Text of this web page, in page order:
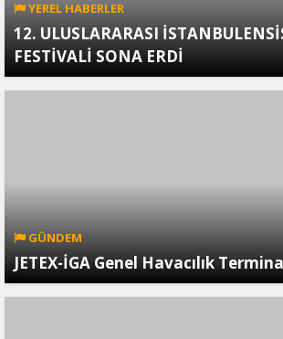
YEREL HABERLER
12. ULUSLARARASI
FESTİVALİ SONA ERDİ
GÜNDEM
JETEX-İGA Genel Havacılık